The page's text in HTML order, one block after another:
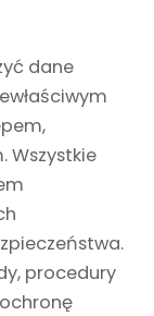
dane
Wszystkie
procedury